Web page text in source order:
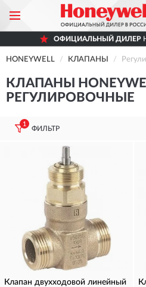
ОФИЦИАЛЬНЫЙ ДИЛЕР
HONEYWELL КЛАПАНЫ
КЛАПАНЫ
РЕГУЛИРОВОЧНЫЕ
1
ФИЛЬТР
Клапан двухходовой линейный